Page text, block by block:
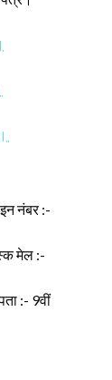
नंबर :-
मेल :-
:- 9वीं